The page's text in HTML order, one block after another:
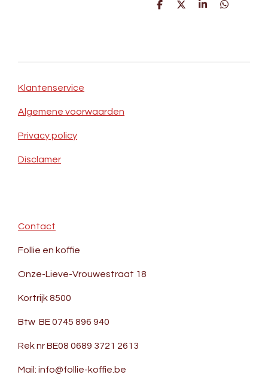
D
D
S
D
Klantenservice
Algemene voorwaarden
Privacy policy
Disclamer
Contact
Follie en koffie
Onze-Lieve-Vrouwestraat 18
Kortrijk 8500
Btw BE 0745 896 940
Rek nr BE08 0689 3721 2613
Mail: info@follie-koffie.be